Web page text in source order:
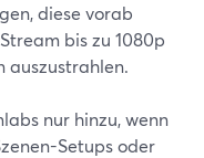
diese vorab
bis zu 1080p
auszustrahlen.
nur hinzu, wenn
Setups oder